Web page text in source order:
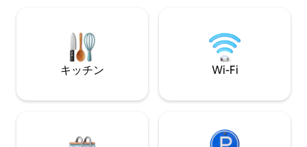
る「A Far Away
ドの魅力を体験し
キッチン Wi-Fi